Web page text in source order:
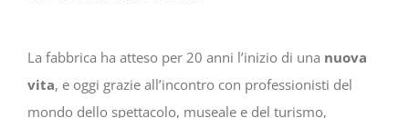
La fabbrica ha atteso per 20 anni l’inizio di una nuova
vita, e oggi grazie all’incontro con professionisti del
mondo dello spettacolo, museale e del turismo,